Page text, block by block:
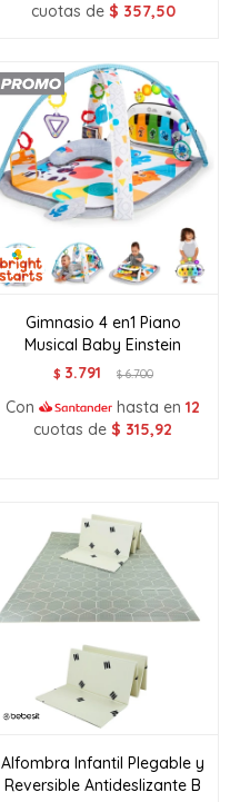
cuotas de $ 357,50
Gimnasio 4 en1 Piano
Musical Baby Einstein
$ 3.791 $6.700
Con hasta en 12
cuotas de $ 315,92
Alfombra Infantil Plegable y
Reversible Antideslizante B